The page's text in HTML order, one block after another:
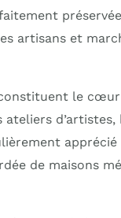
artisans et
le
de maisons